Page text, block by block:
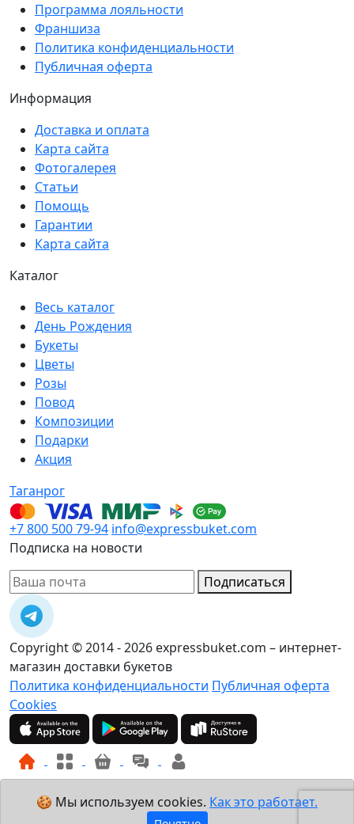
Программа лояльности
Франшиза
Политика конфиденциальности
Публичная оферта
Информация
Доставка и оплата
Карта сайта
Фотогалерея
Статьи
Помощь
Гарантии
Карта сайта
Каталог
Весь каталог
День Рождения
Букеты
Цветы
Розы
Повод
Композиции
Подарки
Акция
Таганрог
+7 800 500 79-94 info@expressbuket.com
Подписка на новости
Подписаться
Copyright © 2014 - 2026 expressbuket.com – интернет-
магазин доставки букетов
Политика конфиденциальности Публичная оферта
Cookies
🍪 Мы используем cookies. Как это работает.